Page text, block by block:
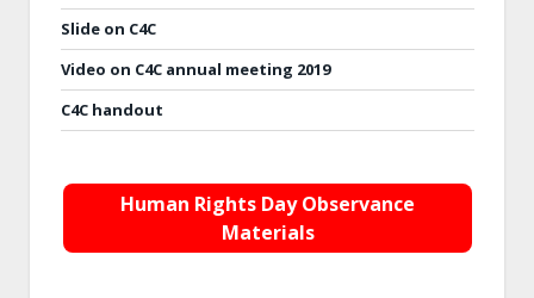
Slide on C4C
Video on C4C annual meeting 2019
C4C handout
Human Rights Day Observance
Materials